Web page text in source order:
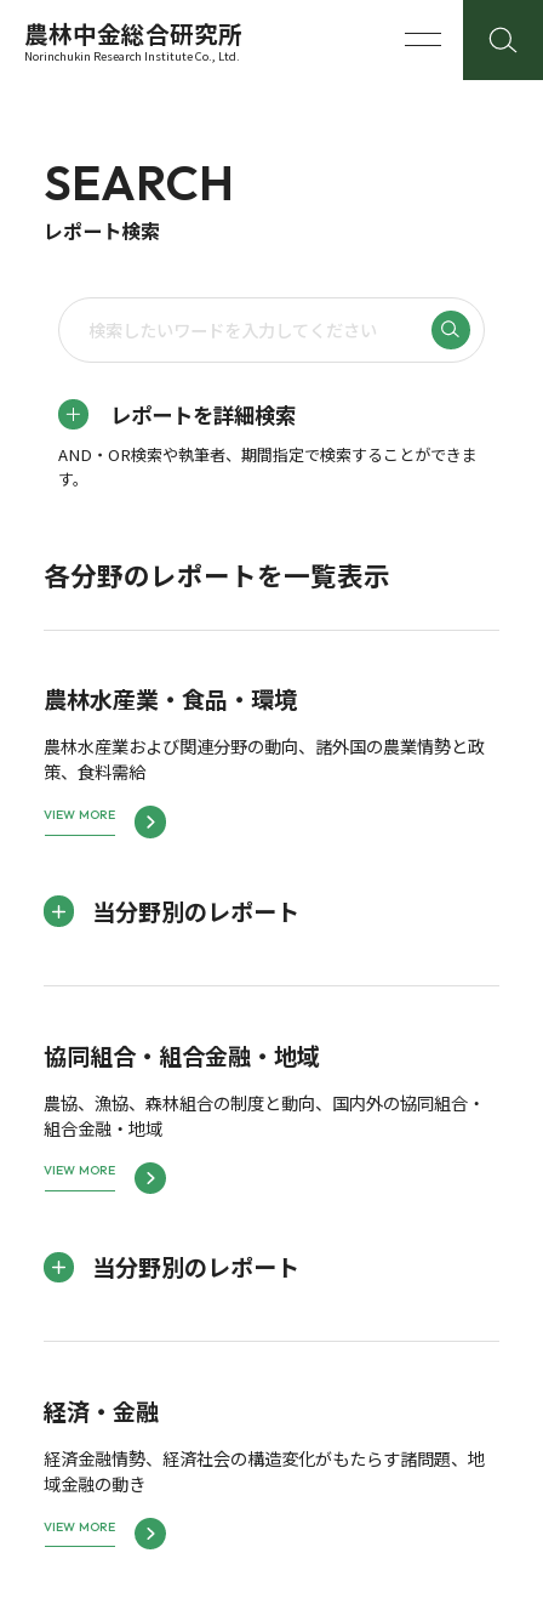
農林中金総合研究所
Norinchukin Research Institute Co., Ltd.
SEARCH
レポート検索
レポートを詳細検索
AND・OR検索や執筆者、期間指定で検索することができま
す。
各分野のレポートを一覧表示
農林水産業・食品・環境
農林水産業および関連分野の動向、諸外国の農業情勢と政
策、食料需給
VIEW MORE
当分野別のレポート
協同組合・組合金融・地域
農協、漁協、森林組合の制度と動向、国内外の協同組合・
組合金融・地域
VIEW MORE
当分野別のレポート
経済・金融
経済金融情勢、経済社会の構造変化がもたらす諸問題、地
域金融の動き
VIEW MORE